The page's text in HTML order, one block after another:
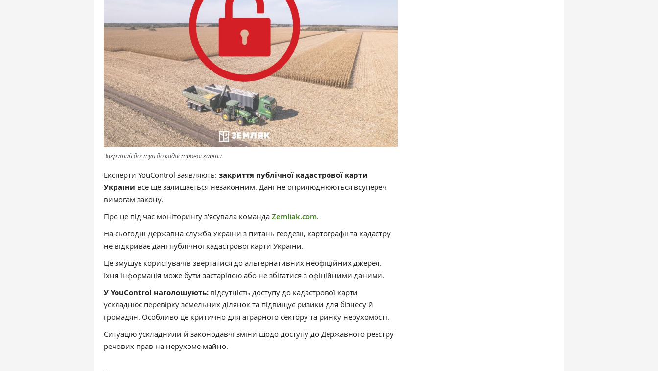
Закритий доступ до кадастрової карти
Експерти YouControl заявляють: закриття публічної кадастрової карти
України все ще залишається незаконним. Дані не оприлюднюються всупереч
вимогам закону.
Про це під час моніторингу з'ясувала команда Zemliak.com.
На сьогодні Державна служба України з питань геодезії, картографії та кадастру
не відкриває дані публічної кадастрової карти України.
Це змушує користувачів звертатися до альтернативних неофіційних джерел.
Їхня інформація може бути застарілою або не збігатися з офіційними даними.
У YouControl наголошують: відсутність доступу до кадастрової карти
ускладнює перевірку земельних ділянок та підвищує ризики для бізнесу й
громадян. Особливо це критично для аграрного сектору та ринку нерухомості.
Ситуацію ускладнили й законодавчі зміни щодо доступу до Державного реєстру
речових прав на нерухоме майно.